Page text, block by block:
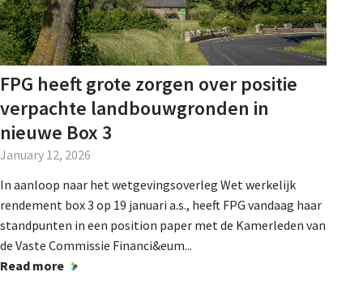
FPG heeft grote zorgen over positie
verpachte landbouwgronden in
nieuwe Box 3
January 12, 2026
In aanloop naar het wetgevingsoverleg Wet werkelijk
rendement box 3 op 19 januari a.s., heeft FPG vandaag haar
standpunten in een position paper met de Kamerleden van
de Vaste Commissie Financi&eum...
Read more